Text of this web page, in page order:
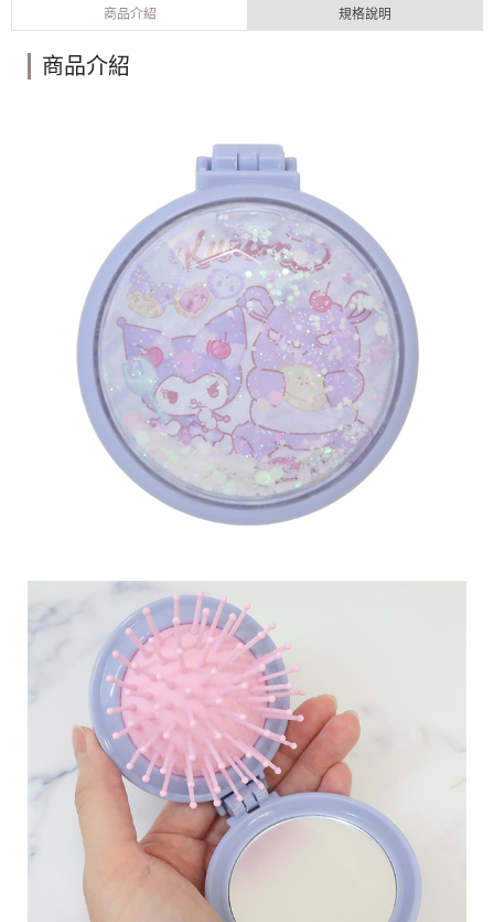
商品介紹 規格說明
商品介紹